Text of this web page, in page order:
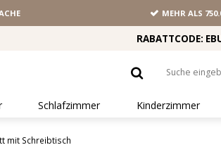
MEHR ALS
RABATTCODE:
Schlafzimmer Kinderzimmer
mit Schreibtisch